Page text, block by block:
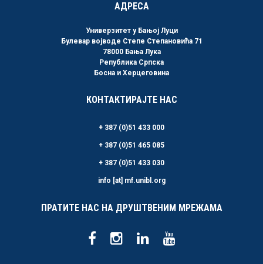
АДРЕСА
Универзитет у Бањој Луци
Булевар војводе Степе Степановића 71
78000 Бања Лука
Република Српска
Босна и Херцеговина
КОНТАКТИРАЈТЕ НАС
+ 387 (0)51 433 000
+ 387 (0)51 465 085
+ 387 (0)51 433 030
info [at] mf.unibl.org
ПРАТИТЕ НАС НА ДРУШТВЕНИМ МРЕЖАМА